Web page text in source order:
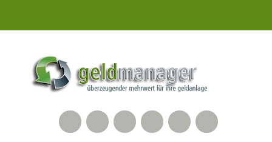
Facebook
500px
LinkedIn
Xing
RSS Feed